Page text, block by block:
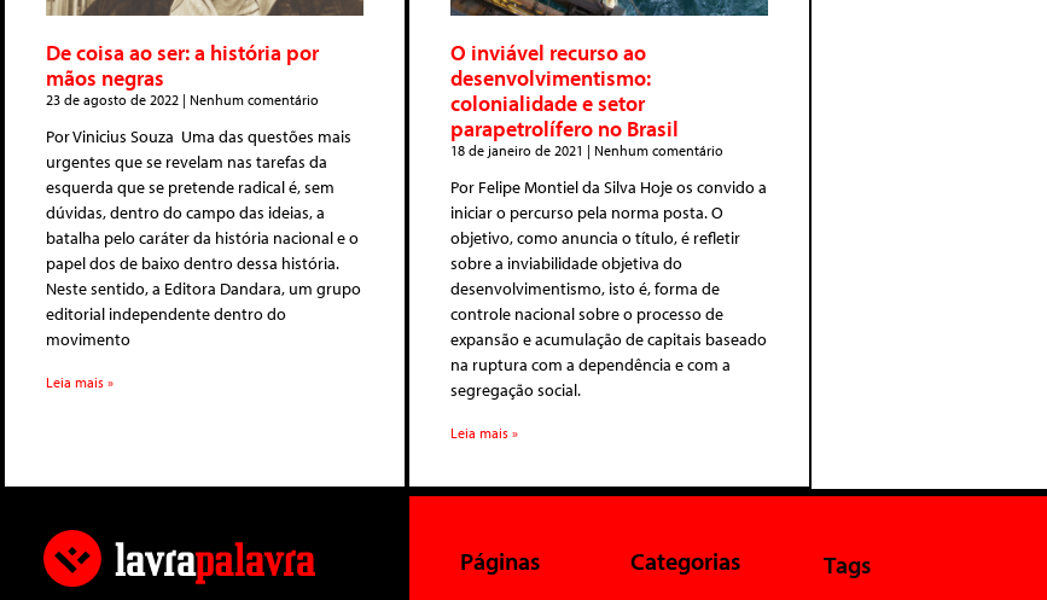
De coisa ao ser: a história por
mãos negras
23 de agosto de 2022 Nenhum comentário
Por Vinicius Souza Uma das questões mais
urgentes que se revelam nas tarefas da
esquerda que se pretende radical é, sem
dúvidas, dentro do campo das ideias, a
batalha pelo caráter da história nacional e o
papel dos de baixo dentro dessa história.
Neste sentido, a Editora Dandara, um grupo
editorial independente dentro do
movimento
Leia mais »
O inviável recurso ao
desenvolvimentismo:
colonialidade e setor
parapetrolífero no Brasil
18 de janeiro de 2021 Nenhum comentário
Por Felipe Montiel da Silva Hoje os convido a
iniciar o percurso pela norma posta. O
objetivo, como anuncia o título, é refletir
sobre a inviabilidade objetiva do
desenvolvimentismo, isto é, forma de
controle nacional sobre o processo de
expansão e acumulação de capitais baseado
na ruptura com a dependência e com a
segregação social.
Leia mais »
Páginas Categorias Tags